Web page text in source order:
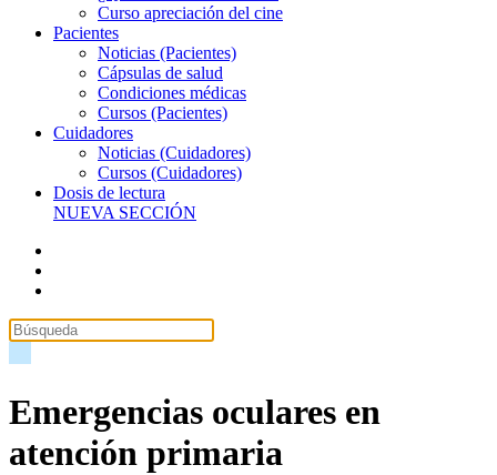
Curso apreciación del cine
Pacientes
Noticias (Pacientes)
Cápsulas de salud
Condiciones médicas
Cursos (Pacientes)
Cuidadores
Noticias (Cuidadores)
Cursos (Cuidadores)
Dosis de lectura
NUEVA SECCIÓN
Emergencias oculares en
atención primaria